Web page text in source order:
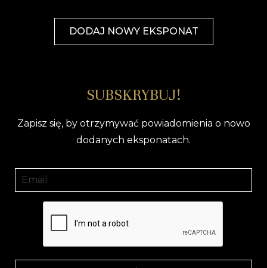
DODAJ NOWY EKSPONAT
SUBSKRYBUJ!
Zapisz się, by otrzymywać powiadomienia o nowo
dodanych eksponatach.